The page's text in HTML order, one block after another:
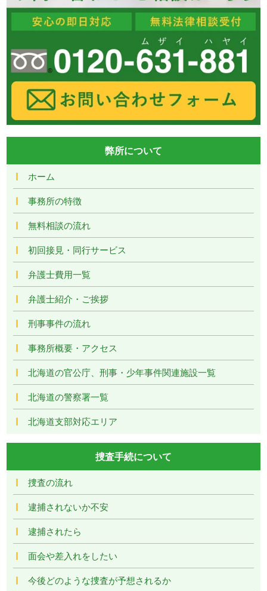
弊所について
ホーム
事務所の特徴
無料相談の流れ
初回接見・同行サービス
弁護士費用一覧
弁護士紹介・ご挨拶
刑事事件の流れ
事務所概要・アクセス
北海道の官公庁、刑事・少年事件関連施設一覧
北海道の警察署一覧
北海道支部対応エリア
捜査手続について
捜査の流れ
逮捕されないか不安
逮捕されたら
面会や差入れをしたい
今後どのような捜査が予想されるか